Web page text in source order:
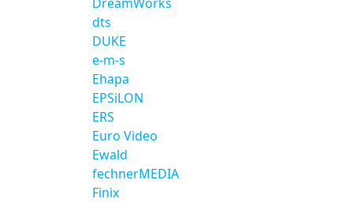
dts
DUKE
e-m-s
Ehapa
EPSiLON
ERS
Euro Video
Ewald
fechnerMEDIA
Finix